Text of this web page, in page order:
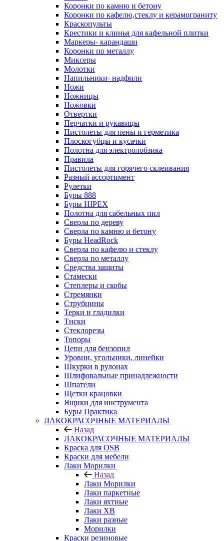
Коронки по камню и бетону
Коронки по кафелю,стеклу и керамограниту
Краскопульты
Крестики и клинья для кафельной плитки
Маркеры- карандаши
Коронки по металлу
Миксеры
Молотки
Напильники- надфили
Ножи
Ножницы
Ножовки
Отвертки
Перчатки и рукавицы
Пистолеты для пены и герметика
Плоскогубцы и кусачки
Полотна для электролобзика
Правила
Пистолеты для горячего склеивания
Разный ассортимент
Рулетки
Буры 888
Буры HIPEX
Полотна для сабельных пил
Сверла по дереву
Сверла по камню и бетону
Буры HeadRock
Сверла по кафелю и стеклу
Сверла по металлу
Средства защиты
Стамески
Степлеры и скобы
Стремянки
Струбцины
Терки и гладилки
Тиски
Стеклорезы
Топоры
Цепи для бензопил
Уровни, угольники, линейки
Шкурки в рулонах
Шлифовальные принадлежности
Шпатели
Щетки крацовки
Ящики для инструмента
Буры Практика
ЛАКОКРАСОЧНЫЕ МАТЕРИАЛЫ
Назад
ЛАКОКРАСОЧНЫЕ МАТЕРИАЛЫ
Краска для OSB
Краски для мебели
Лаки Морилки
Назад
Лаки Морилки
Лаки паркетные
Лаки яхтные
Лаки ХВ
Лаки разные
Морилки
Краски резиновые